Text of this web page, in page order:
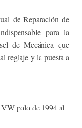
de Reparación de
para la
de Mecánica que
reglaje y la puesta a
polo de 1994 al